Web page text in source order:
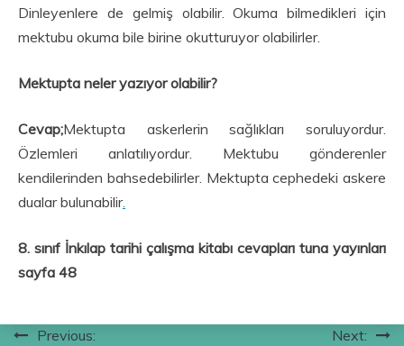
Dinleyenlere de gelmiş olabilir. Okuma bilmedikleri için
mektubu okuma bile birine okutturuyor olabilirler.
Mektupta neler yazıyor olabilir?
Cevap;Mektupta askerlerin sağlıkları soruluyordur.
Özlemleri anlatılıyordur. Mektubu gönderenler
kendilerinden bahsedebilirler. Mektupta cephedeki askere
dualar bulunabilir.
8. sınıf İnkılap tarihi çalışma kitabı cevapları tuna yayınları
sayfa 48
YazıPrevious: Next: